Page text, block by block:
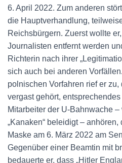
6. April 2022. Zum anderen
die Hauptverhandlung,
Reichsbürgern. Zuerst wollte
Journalisten entfernt werden
Richterin nach ihrer
sich auch bei anderen
polnischen Vorfahren rief er
vergast gehört,
Mitarbeiter der U-Bahnwache
„Kanaken“ beleidigt –
Maske am 6. März 2022 am
Gegenüber einer Beamtin mit
bedauerte er, dass „Hitler